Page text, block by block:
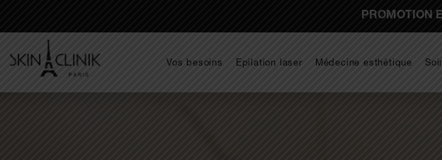
PROMOTION
Vos besoins Epilation laser Médecine esthétique